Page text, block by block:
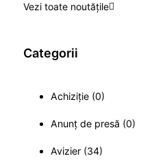
Vezi toate noutățile
Categorii
Achiziție (0)
Anunț de presă (0)
Avizier (34)